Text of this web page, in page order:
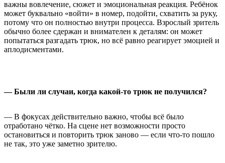
важны вовлечение, сюжет и эмоциональная реакция. Ребёнок
может буквально «войти» в номер, подойти, схватить за руку,
потому что он полностью внутри процесса. Взрослый зритель
обычно более сдержан и внимателен к деталям: он может
попытаться разгадать трюк, но всё равно реагирует эмоцией и
аплодисментами.
— Были ли случаи, когда какой-то трюк не получился?
— В фокусах действительно важно, чтобы всё было
отработано чётко. На сцене нет возможности просто
остановиться и повторить трюк заново — если что-то пошло
не так, это уже заметно зрителю.